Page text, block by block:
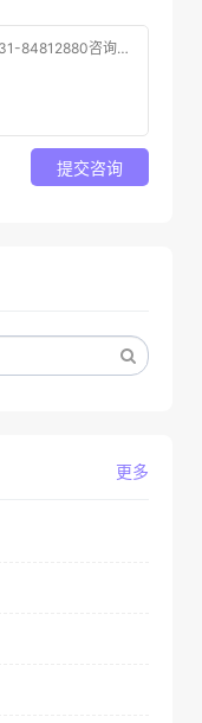
提交咨询
更多